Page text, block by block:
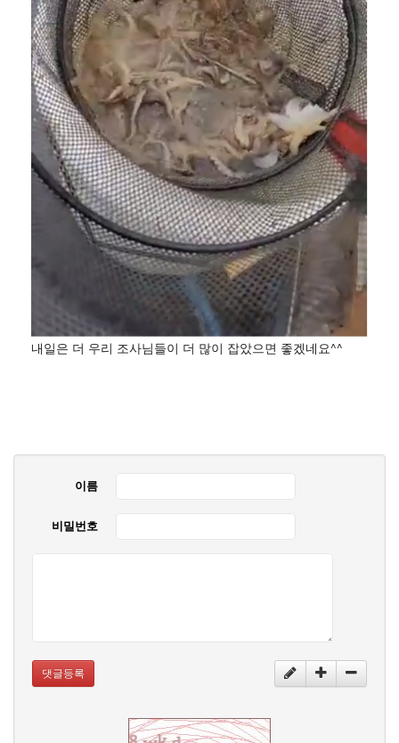
내일은 더 우리 조사님들이 더 많이 잡았으면 좋겠네요^^
이름
비밀번호
댓글등록